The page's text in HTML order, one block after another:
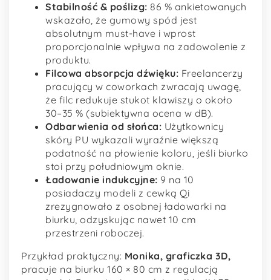
Stabilność & poślizg: 86 % ankietowanych
wskazało, że gumowy spód jest
absolutnym must-have i wprost
proporcjonalnie wpływa na zadowolenie z
produktu.
Filcowa absorpcja dźwięku: Freelancerzy
pracujący w coworkach zwracają uwagę,
że filc redukuje stukot klawiszy o około
30–35 % (subiektywna ocena w dB).
Odbarwienia od słońca: Użytkownicy
skóry PU wykazali wyraźnie większą
podatność na płowienie koloru, jeśli biurko
stoi przy południowym oknie.
Ładowanie indukcyjne: 9 na 10
posiadaczy modeli z cewką Qi
zrezygnowało z osobnej ładowarki na
biurku, odzyskując nawet 10 cm
przestrzeni roboczej.
Przykład praktyczny: Monika, graficzka 3D,
pracuje na biurku 160 × 80 cm z regulacją